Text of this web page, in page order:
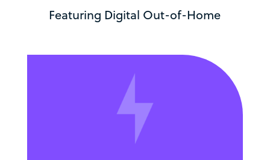
Featuring Digital Out-of-Home